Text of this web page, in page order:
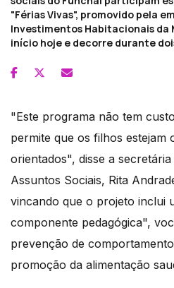
"Férias Vivas", promovido pela
Investimentos Habitacionais da
início hoje e decorre durante
"Este programa não tem
permite que os filhos estejam
orientados", disse a
Assuntos Sociais, Rita
vincando que o projeto inclui
componente pedagógica",
prevenção de
promoção da alimentação